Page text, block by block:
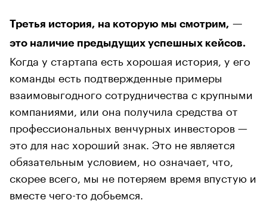
Третья история, на которую мы смотрим, —
это наличие предыдущих успешных кейсов.
Когда у стартапа есть хорошая история, у его
команды есть подтвержденные примеры
взаимовыгодного сотрудничества с крупными
компаниями, или она получила средства от
профессиональных венчурных инвесторов —
это для нас хороший знак. Это не является
обязательным условием, но означает, что,
скорее всего, мы не потеряем время впустую и
вместе чего-то добьемся.